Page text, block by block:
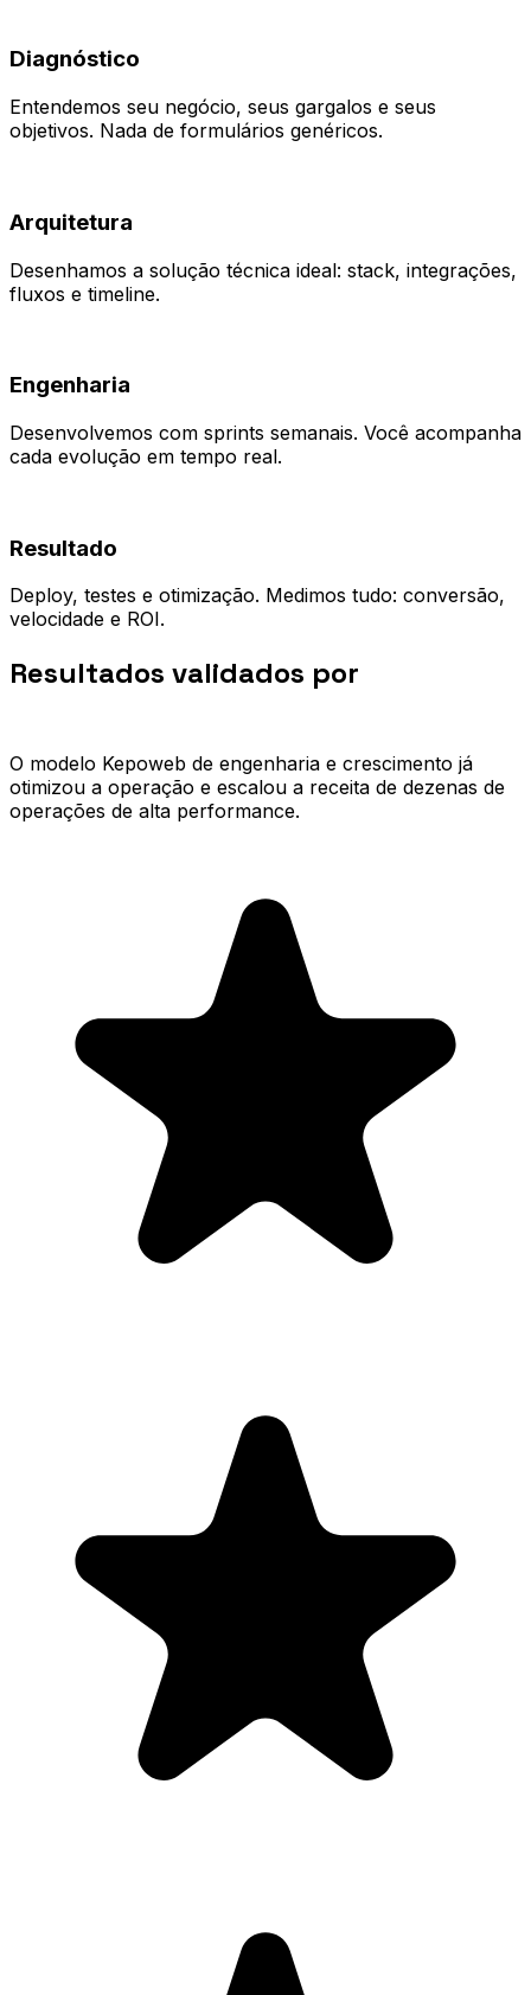
Diagnóstico
Entendemos seu negócio, seus gargalos e seus
objetivos. Nada de formulários genéricos.
Arquitetura
Desenhamos a solução técnica ideal: stack, integrações,
fluxos e timeline.
Engenharia
Desenvolvemos com sprints semanais. Você acompanha
cada evolução em tempo real.
Resultado
Deploy, testes e otimização. Medimos tudo: conversão,
velocidade e ROI.
Resultados validados por
O modelo Kepoweb de engenharia e crescimento já
otimizou a operação e escalou a receita de dezenas de
operações de alta performance.